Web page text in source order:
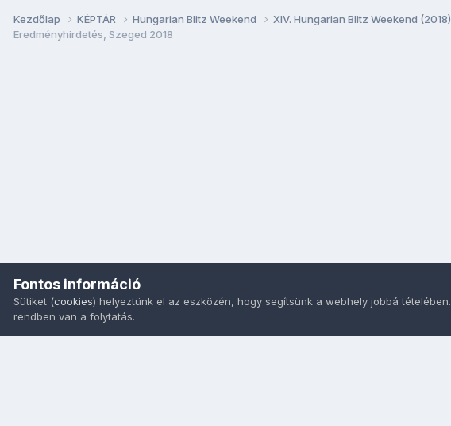
Kezdőlap KÉPTÁR Hungarian Blitz Weekend XIV. Hungarian Blitz Weekend (2018)
Eredményhirdetés, Szeged 2018
Fontos információ
Sütiket (cookies) helyeztünk el az eszközén, hogy segítsünk a webhely jobbá tételében.
rendben van a folytatás.